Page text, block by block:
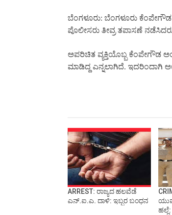
ಬೆಂಗಳೂರು: ಬೆಂಗಳೂರು
ಪೊಲೀಸರು ತೀವ್ರ ತಪಾಸಣೆ
ಅಪರಿಚಿತ ವ್ಯಕ್ತಿಯೊಬ್ಬ ಕೆಂಪೇಗೌಡ
ಮಾಡಿದ್ದ ಎನ್ನಲಾಗಿದೆ. ಇದರಿಂದಾಗಿ
ARREST: ರಾಜ್ಯದ ಹಲವೆಡೆ
ಎನ್.ಐ.ಎ. ದಾಳಿ: ಇಬ್ಬರ ಬಂಧನ